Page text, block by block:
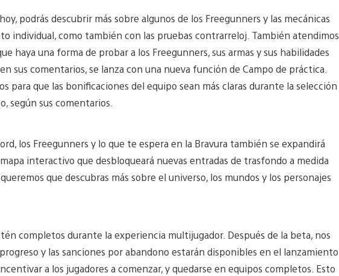
podrás descubrir más sobre algunos de los Freegunners y las mecánicas
individual, como también con las pruebas contrarreloj. También atendimos
haya una forma de probar a los Freegunners, sus armas y sus habilidades
sus comentarios, se lanza con una nueva función de Campo de práctica.
para que las bonificaciones del equipo sean más claras durante la selección
según sus comentarios.
los Freegunners y lo que te espera en la Bravura también se expandirá
interactivo que desbloqueará nuevas entradas de trasfondo a medida
que descubras más sobre el universo, los mundos y los personajes
completos durante la experiencia multijugador. Después de la beta, nos
y las sanciones por abandono estarán disponibles en el lanzamiento
a los jugadores a comenzar, y quedarse en equipos completos. Esto